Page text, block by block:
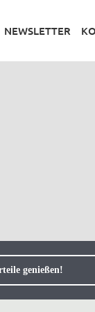
NEWSLETTER
genießen!